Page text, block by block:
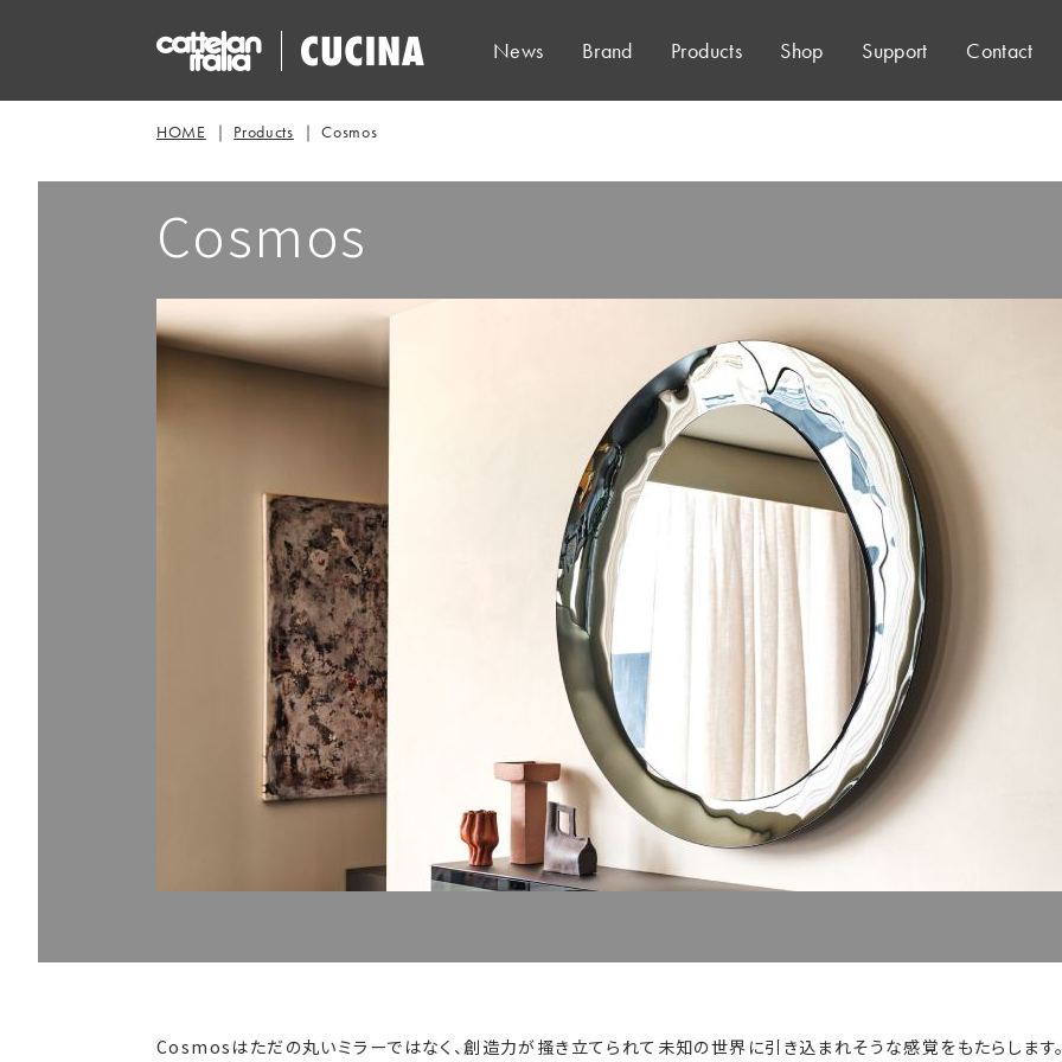
News Brand Products Shop Support Contact
HOME Products Cosmos
Cosmos
Cosmosはただの丸いミラーではなく、創造力が搔き立てられて未知の世界に引き込まれそうな感覚をもたらします